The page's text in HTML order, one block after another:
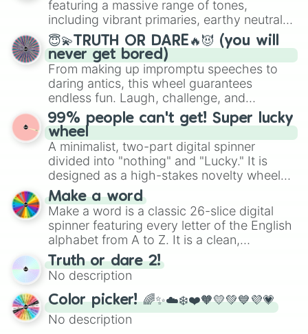
Mexico, and Canada.
featuring a massive range of tones,
including vibrant primaries, earthy neutrals,
and soft pastels like Vermilion, Hazel,
Emerald, Aquamarine, Bubblegum, and
various shades of gray. It is built for
maximum variety when you need a highly
specific color selection.
😇💫TRUTH OR DARE🔥😈 (you will
never get bored)
From making up impromptu speeches to
daring antics, this wheel guarantees
endless fun. Laugh, challenge, and
discover new sides of your friends. Who's
ready for a spin?
99% people can't get! Super lucky
wheel
A minimalist, two-part digital spinner
divided into "nothing" and "Lucky." It is
designed as a high-stakes novelty wheel
for testing your luck against brutal odds.
Make a word
Make a word is a classic 26-slice digital
spinner featuring every letter of the English
alphabet from A to Z. It is a clean,
straightforward tool designed for literacy
exercises, creative brainstorming, and
randomized word games. Idea for use:
Give your next game night a twist by using
the wheel to pick a random starting letter
for Scattergories, or spin it multiple times
Truth or dare 2!
No description
Color picker! 🌈✨☁️❄️❤️🧡💛💚💙💜💗
No description